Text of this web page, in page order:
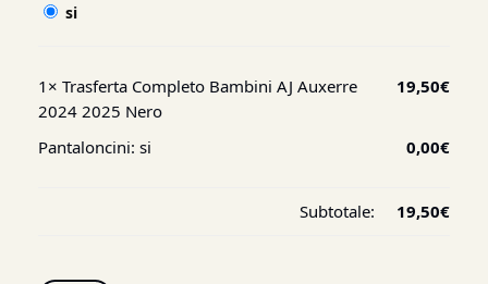
si
1× Trasferta Completo Bambini AJ Auxerre
2024 2025 Nero
19,50€
Pantaloncini: si 0,00€
Subtotale: 19,50€